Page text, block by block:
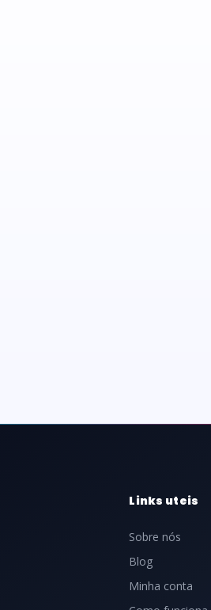
Links uteis
Sobre nós
Blog
Minha conta